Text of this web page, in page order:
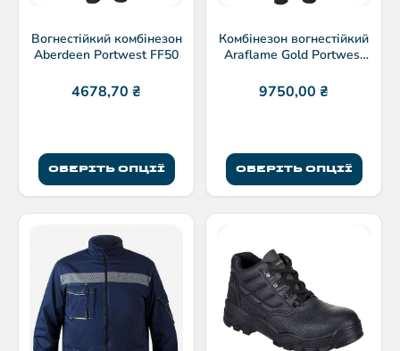
Вогнестійкий комбінезон
Aberdeen Portwest FF50
4678,70 ₴
ОБЕРІТЬ ОПЦІЇ
Комбінезон вогнестійкий
Araflame Gold Portwest
9750,00 ₴
ОБЕРІТЬ ОПЦІЇ